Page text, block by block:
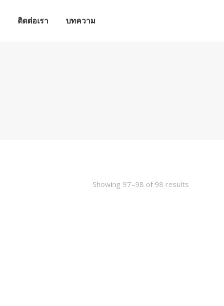
ติดต่อเรา บทความ
Showing 97–98 of 98 results
ติดต่อเรา